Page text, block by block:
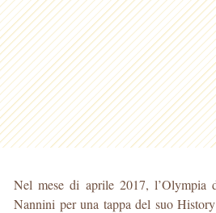
Nel mese di aprile 2017, l’Olympia
Nannini per una tappa del suo